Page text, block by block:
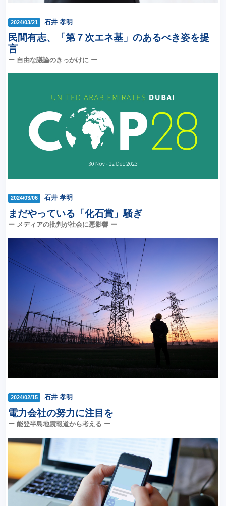
2024/03/21 石井 孝明
民間有志、「第７次エネ基」のあるべき姿を提
言
ー 自由な議論のきっかけに ー
2024/03/06 石井 孝明
まだやっている「化石賞」騒ぎ
ー メディアの批判が社会に悪影響 ー
2024/02/15 石井 孝明
電力会社の努力に注目を
ー 能登半島地震報道から考える ー